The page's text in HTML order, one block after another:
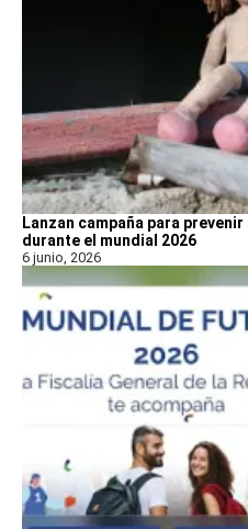
Lanzan campaña para
durante el mundial 2026
6 junio, 2026